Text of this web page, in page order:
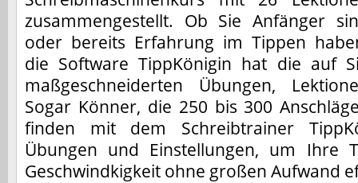
zusammengestellt. Ob Sie Anfänger
oder bereits Erfahrung im Tippen
die Software TippKönigin hat die auf
maßgeschneiderten Übungen,
Sogar Könner, die 250 bis 300
finden mit dem Schreibtrainer
Übungen und Einstellungen, um Ihre
Geschwindkigkeit ohne großen Aufwand